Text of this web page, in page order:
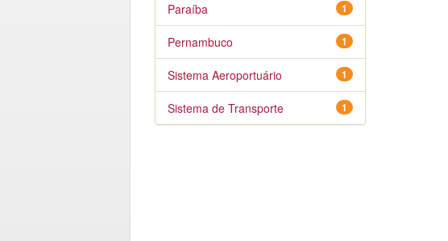
1
Paraíba
1
Pernambuco
1
Sistema Aeroportuário
1
Sistema de Transporte